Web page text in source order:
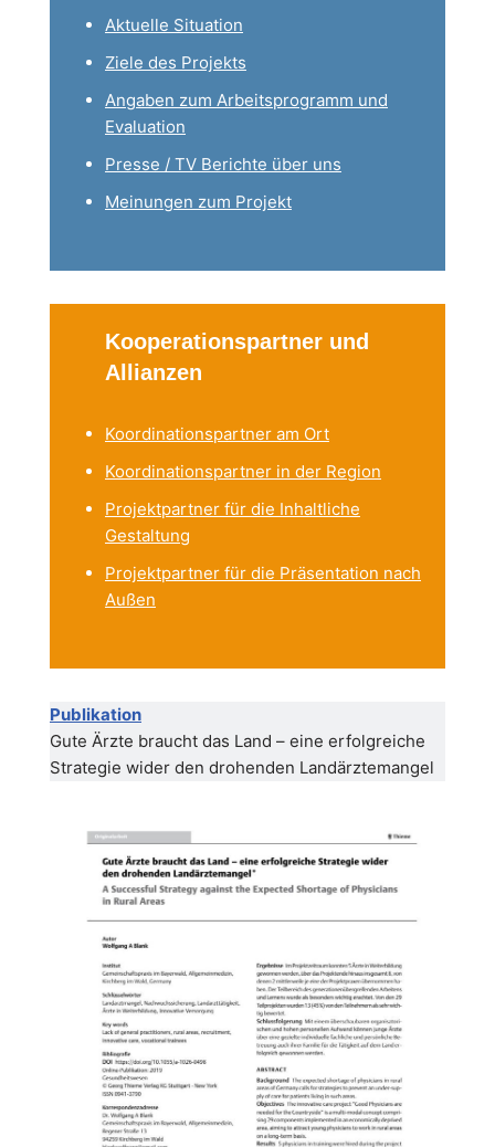
Aktuelle Situation
Ziele des Projekts
Angaben zum Arbeitsprogramm und
Evaluation
Presse / TV Berichte über uns
Meinungen zum Projekt
Kooperationspartner und
Allianzen
Koordinationspartner am Ort
Koordinationspartner in der Region
Projektpartner für die Inhaltliche
Gestaltung
Projektpartner für die Präsentation nach
Außen
Publikation
Gute Ärzte braucht das Land – eine erfolgreiche
Strategie wider den drohenden Landärztemangel